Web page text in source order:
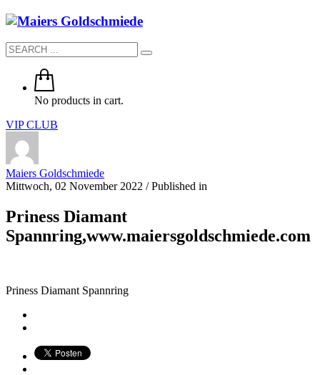
No products in cart.
VIP CLUB
Maiers Goldschmiede
Mittwoch, 02 November 2022 /Published in
Priness Diamant
Spannring,www.maiersgoldschmiede.com
Priness Diamant Spannring